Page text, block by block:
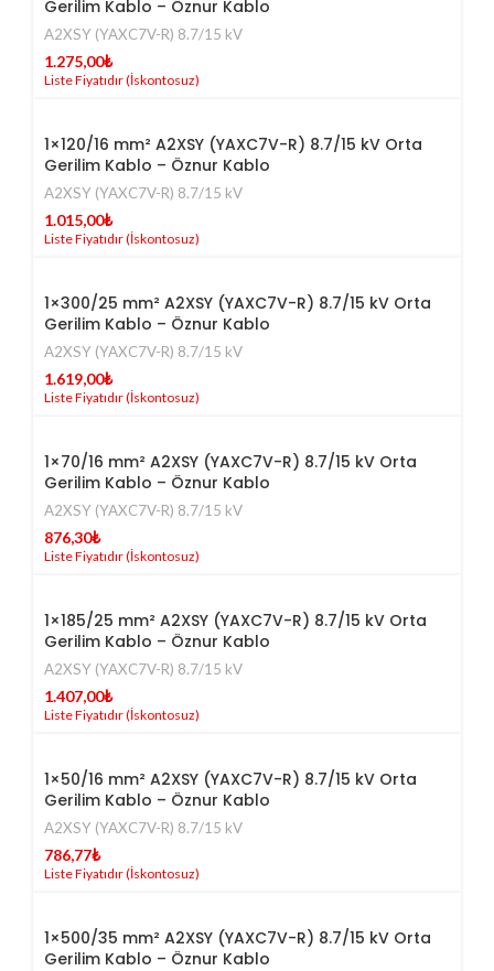
Gerilim Kablo – Öznur Kablo
A2XSY (YAXC7V-R) 8.7/15 kV
1.275,00₺
1×120/16 mm² A2XSY (YAXC7V-R) 8.7/15 kV Orta
Gerilim Kablo – Öznur Kablo
A2XSY (YAXC7V-R) 8.7/15 kV
1.015,00₺
1×300/25 mm² A2XSY (YAXC7V-R) 8.7/15 kV Orta
Gerilim Kablo – Öznur Kablo
A2XSY (YAXC7V-R) 8.7/15 kV
1.619,00₺
1×70/16 mm² A2XSY (YAXC7V-R) 8.7/15 kV Orta
Gerilim Kablo – Öznur Kablo
A2XSY (YAXC7V-R) 8.7/15 kV
876,30₺
1×185/25 mm² A2XSY (YAXC7V-R) 8.7/15 kV Orta
Gerilim Kablo – Öznur Kablo
A2XSY (YAXC7V-R) 8.7/15 kV
1.407,00₺
1×50/16 mm² A2XSY (YAXC7V-R) 8.7/15 kV Orta
Gerilim Kablo – Öznur Kablo
A2XSY (YAXC7V-R) 8.7/15 kV
786,77₺
1×500/35 mm² A2XSY (YAXC7V-R) 8.7/15 kV Orta
Gerilim Kablo – Öznur Kablo